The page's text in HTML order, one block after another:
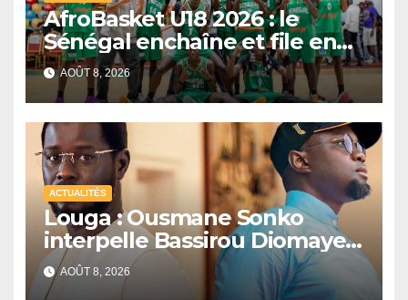
AfroBasket U18 2026 : le
Sénégal enchaîne et file en
quarts de finale
AOÛT 8, 2026
ACTUALITÉS
Louga : Ousmane Sonko
interpelle Bassirou Diomaye
Faye sur la date des élections
locales
AOÛT 8, 2026